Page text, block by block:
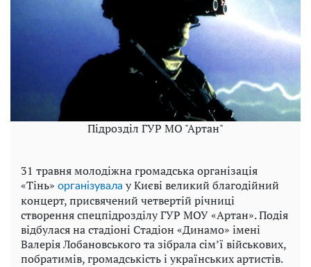
Підрозділ ГУР МО "Артан"
31 травня молодіжна громадська організація
«Тінь» організувала у Києві великий благодійний
концерт, присвячений четвертій річниці
створення спецпідрозділу ГУР МОУ «Артан». Подія
відбулася на стадіоні Стадіон «Динамо» імені
Валерія Лобановського та зібрала сім’ї військових,
побратимів, громадськість і українських артистів.